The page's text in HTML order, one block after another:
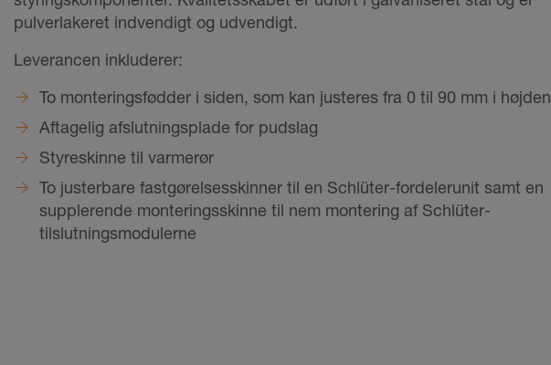
pulverlakeret indvendigt og udvendigt.
Leverancen inkluderer:
To monteringsfødder i siden, som kan justeres fra 0 til 90 mm i højden
Aftagelig afslutningsplade for pudslag
Styreskinne til varmerør
To justerbare fastgørelsesskinner til en Schlüter-fordelerunit samt en
supplerende monteringsskinne til nem montering af Schlüter-
tilslutningsmodulerne